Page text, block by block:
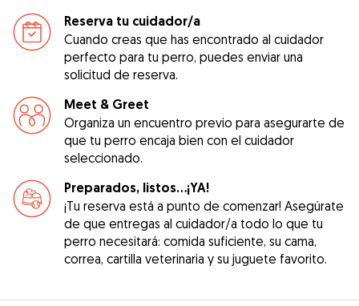
Reserva tu cuidador/a
Cuando creas que has encontrado al cuidador
perfecto para tu perro, puedes enviar una
solicitud de reserva.
Meet & Greet
Organiza un encuentro previo para asegurarte de
que tu perro encaja bien con el cuidador
seleccionado.
Preparados, listos...¡YA!
¡Tu reserva está a punto de comenzar! Asegúrate
de que entregas al cuidador/a todo lo que tu
perro necesitará: comida suficiente, su cama,
correa, cartilla veterinaria y su juguete favorito.